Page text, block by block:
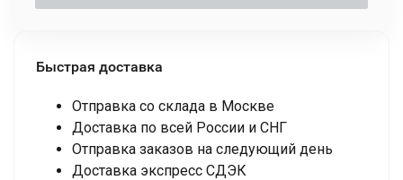
Быстрая доставка
Отправка со склада в Москве
Доставка по всей России и СНГ
Отправка заказов на следующий день
Доставка экспресс СДЭК